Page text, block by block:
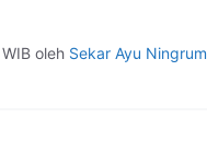
oleh Sekar Ayu Ningrum